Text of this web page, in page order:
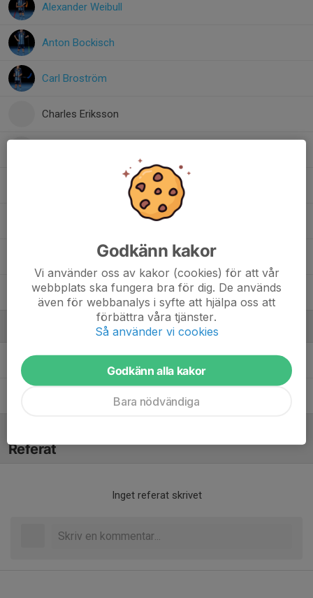
Alexander Weibull
Anton Bockisch
Carl Broström
Charles Eriksson
Matteo Kouvatsis Cella
Viggo Johansson
Vilhelm Erviken
Marcus Broström Tränare
Referat
Inget referat skrivet
Godkänn kakor
Vi använder oss av kakor (cookies) för att vår
webbplats ska fungera bra för dig. De används
även för webbanalys i syfte att hjälpa oss att
förbättra våra tjänster.
Så använder vi cookies
Godkänn alla kakor
Bara nödvändiga